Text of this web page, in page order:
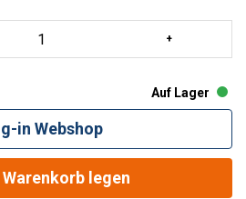
Auf Lager
in Webshop
Warenkorb legen